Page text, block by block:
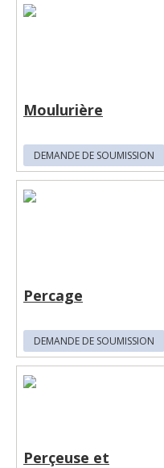
Moulurière
DEMANDE DE SOUMISSION
Percage
DEMANDE DE SOUMISSION
Perçeuse et